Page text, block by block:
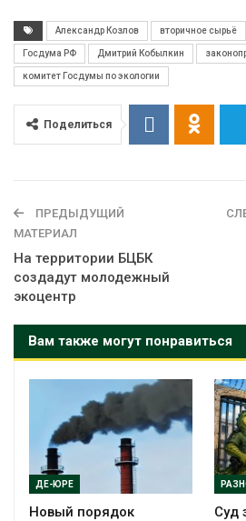
Александр Козлов вторичное сырьё
Госдума РФ Дмитрий Кобылкин
комитет Госдумы по экологии
Поделиться
ПРЕДЫДУЩИЙ
МАТЕРИАЛ
На территории БЦБК
создадут молодежный
экоцентр
Вам также могут понравиться
ДЕ-ЮРЕ
Новый порядок Суд